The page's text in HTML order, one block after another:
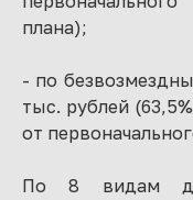
плана);
- по
тыс. рублей
от
По 8 видам